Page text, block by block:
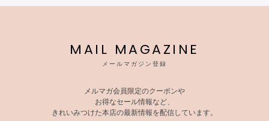
MAIL MAGAZINE
メールマガジン登録
メルマガ会員限定のクーポンや
お得なセール情報など、
きれいみつけた本店の最新情報を配信しています。